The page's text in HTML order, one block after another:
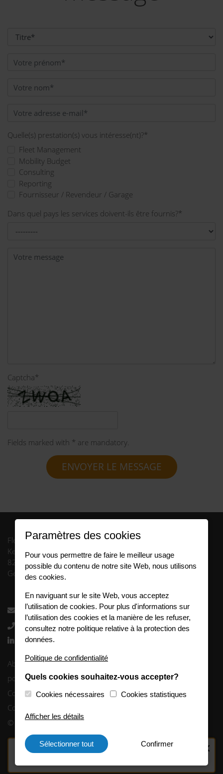
Quelle(s) prestation(s) vous intéresse(nt)?*
Fleet Management
Mobility Budget
Consulting
Reporting
Fournisseur / Revendeur / Garage
Dans quel pays les services doivent-ils être fournis?*
Captcha*
Fields marked with * are mandatory.
ENVOYER LE MESSAGE
✕
Contactez-nous
FleetCompany GmbH
Keltenring 13
82041 Oberhaching
Germany
info.fr@fleetlogistics.com
+33 3 63 27 00 65
Follow us
Abis juridique
politique de confidentialité
Code of Conduct
Cookie-Consent
© 2024 FleetCompany GmbH
Paramètres des cookies
Pour vous permettre de faire le meilleur usage
possible du contenu de notre site Web, nous utilisons
des cookies.
En naviguant sur le site Web, vous acceptez
l’utilisation de cookies. Pour plus d'informations sur
l’utilisation des cookies et la manière de les refuser,
consultez notre politique relative à la protection des
données.
Politique de confidentialité
Quels cookies souhaitez-vous accepter?
Cookies nécessaires Cookies statistiques
Afficher les détails
Sélectionner tout Confirmer